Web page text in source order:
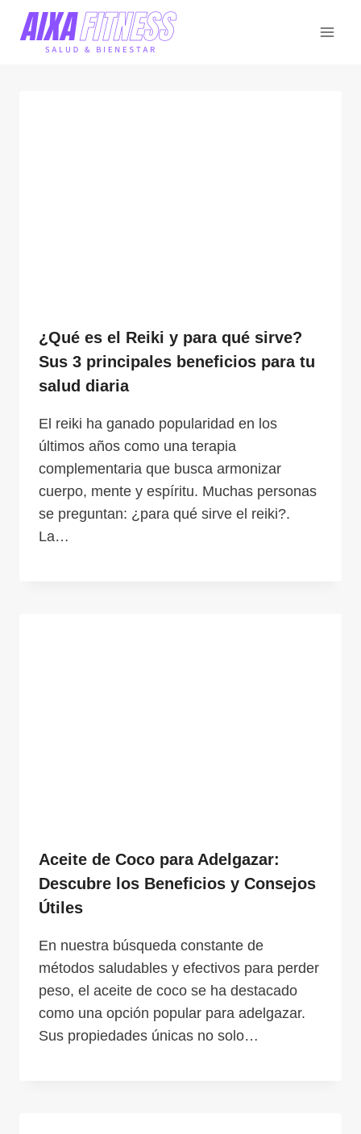
Saltar
contenido
¿Qué es el Reiki y para qué sirve?
Sus 3 principales beneficios para tu
salud diaria
El reiki ha ganado popularidad en los
últimos años como una terapia
complementaria que busca armonizar
cuerpo, mente y espíritu. Muchas personas
se preguntan: ¿para qué sirve el reiki?.
La…
Aceite de Coco para Adelgazar:
Descubre los Beneficios y Consejos
Útiles
En nuestra búsqueda constante de
métodos saludables y efectivos para perder
peso, el aceite de coco se ha destacado
como una opción popular para adelgazar.
Sus propiedades únicas no solo…